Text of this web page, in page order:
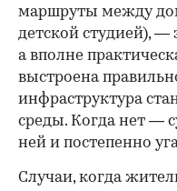
маршруты между
детской студией), —
а вполне
выстроена
инфраструктура
среды. Когда нет —
ней и постепенно
Случаи, когда